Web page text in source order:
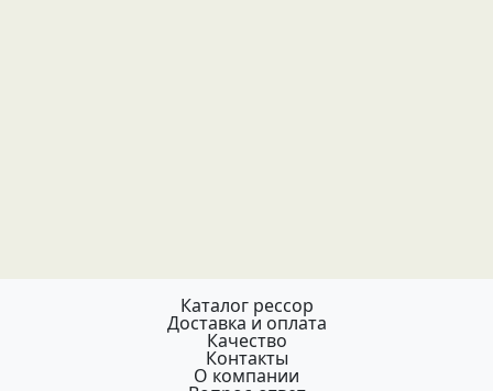
Каталог рессор
Доставка и оплата
Качество
Контакты
О компании